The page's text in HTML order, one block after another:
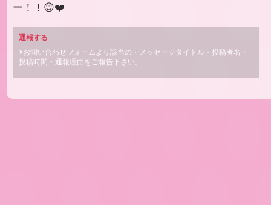
ー！！😊❤️
通報する
※お問い合わせフォームより該当の・メッセージタイトル・投稿者名・
投稿時間・通報理由をご報告下さい。